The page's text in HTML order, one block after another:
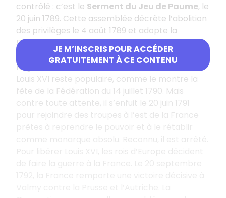
JE M’INSCRIS POUR ACCÉDER
GRATUITEMENT À CE CONTENU
contrôlé : c’est le Serment du Jeu de Paume, le
20 juin 1789. Cette assemblée décrète l’abolition
des privilèges le 4 août 1789 et adopte la
Déclaration des droits de l’Homme et du
le 26 août. C’est la fin de l’Ancien
Régime.
Louis XVI reste populaire, comme le montre la
fête de la Fédération du 14 juillet 1790. Mais
contre toute attente, il s’enfuit le 20 juin 1791
pour rejoindre des troupes à l’est de la France